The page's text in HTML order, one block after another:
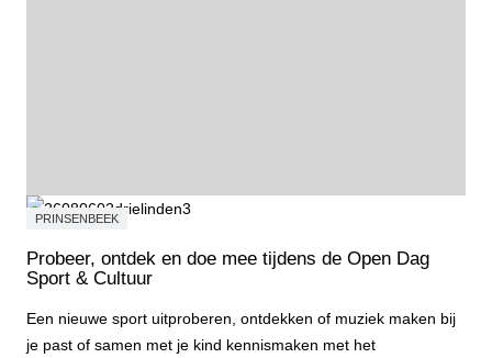
PRINSENBEEK
Probeer, ontdek en doe mee tijdens de Open Dag
Sport & Cultuur
Een nieuwe sport uitproberen, ontdekken of muziek maken bij
je past of samen met je kind kennismaken met het